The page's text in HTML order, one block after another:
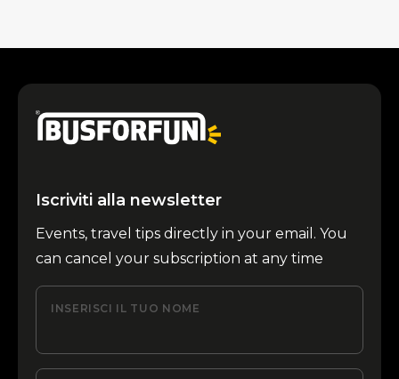
Iscriviti alla newsletter
Events, travel tips directly in your email. You
can cancel your subscription at any time
INSERISCI IL TUO NOME